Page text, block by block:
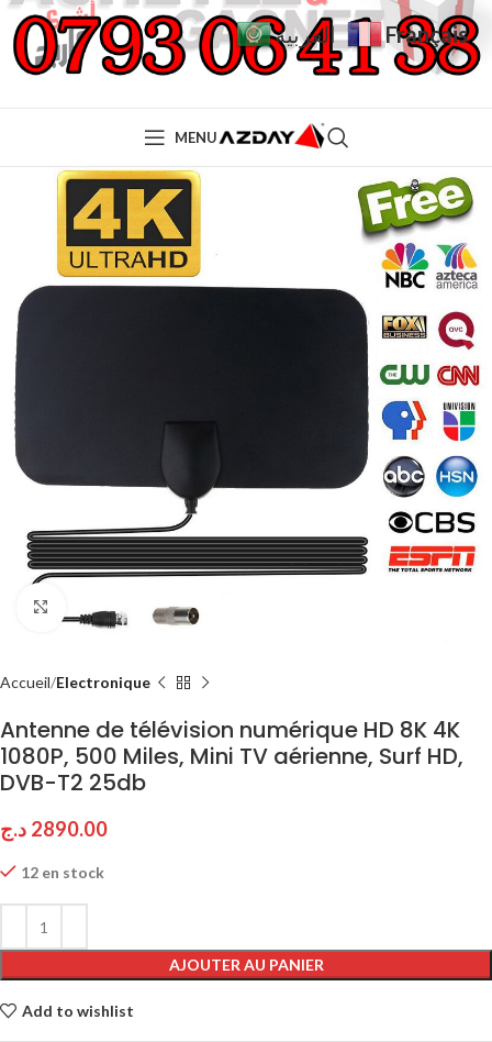
MENU
Click to enlarge
Accueil Electronique
Antenne de télévision numérique HD 8K 4K
1080P, 500 Miles, Mini TV aérienne, Surf HD,
DVB-T2 25db
2890.00 د.ج
12 en stock
AJOUTER AU PANIER
Add to wishlist
العربية Français